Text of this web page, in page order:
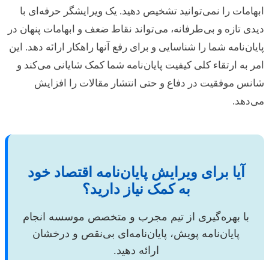
ابهامات را نمی‌توانید تشخیص دهید. یک ویرایشگر حرفه‌ای با
دیدی تازه و بی‌طرفانه، می‌تواند نقاط ضعف و ابهامات پنهان در
پایان‌نامه شما را شناسایی و برای رفع آنها راهکار ارائه دهد. این
امر به ارتقاء کلی کیفیت پایان‌نامه شما کمک شایانی می‌کند و
شانس موفقیت در دفاع و حتی انتشار مقالات را افزایش
می‌دهد.
آیا برای ویرایش پایان‌نامه اقتصاد خود
به کمک نیاز دارید؟
با بهره‌گیری از تیم مجرب و متخصص موسسه انجام
پایان‌نامه پویش، پایان‌نامه‌ای بی‌نقص و درخشان
ارائه دهید.